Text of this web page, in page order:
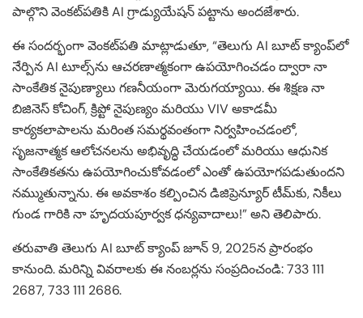
పాల్గొని వెంకట్‌పతికి AI గ్రాడ్యుయేషన్ పట్టాను అందజేశారు.
ఈ సందర్భంగా వెంకట్‌పతి మాట్లాడుతూ, “తెలుగు AI బూట్ క్యాంప్‌లో
నేర్పిన AI టూల్స్‌ను ఆచరణాత్మకంగా ఉపయోగించడం ద్వారా నా
సాంకేతిక నైపుణ్యాలు గణనీయంగా మెరుగయ్యాయి. ఈ శిక్షణ నా
బిజినెస్ కోచింగ్, క్రిప్టో నైపుణ్యం మరియు VIV అకాడమీ
కార్యకలాపాలను మరింత సమర్థవంతంగా నిర్వహించడంలో,
సృజనాత్మక ఆలోచనలను అభివృద్ధి చేయడంలో మరియు ఆధునిక
సాంకేతికతను ఉపయోగించుకోవడంలో ఎంతో ఉపయోగపడుతుందని
నమ్ముతున్నాను. ఈ అవకాశం కల్పించిన డిజిప్రెన్యూర్ టీమ్‌కు, నికీలు
గుండ గారికి నా హృదయపూర్వక ధన్యవాదాలు!” అని తెలిపారు.
తరువాతి తెలుగు AI బూట్ క్యాంప్ జూన్ 9, 2025న ప్రారంభం
కానుంది. మరిన్ని వివరాలకు ఈ నంబర్లను సంప్రదించండి: 733 111
2687, 733 111 2686.